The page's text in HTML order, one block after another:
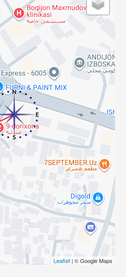
Leaflet| © Google Maps